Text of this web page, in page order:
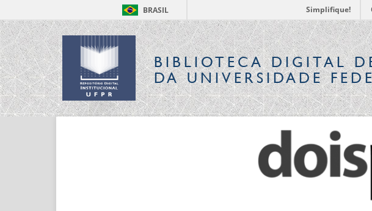
BRASIL Simplifique!
BIBLIOTECA DIGITAL
DA UNIVERSIDADE